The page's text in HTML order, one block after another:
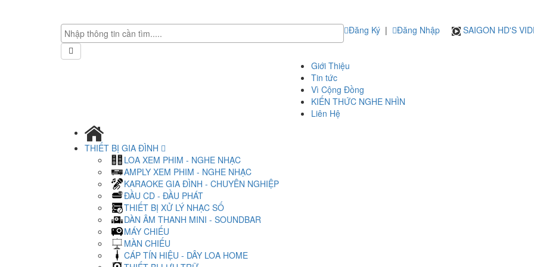
Đăng Ký | Đăng Nhập SAIGON HD'S
Giới Thiệu
Tin tức
Vì Cộng Đồng
KIẾN THỨC NGHE NHÌN
Liên Hệ
THIẾT BỊ GIA ĐÌNH
LOA XEM PHIM - NGHE NHẠC
AMPLY XEM PHIM - NGHE NHẠC
KARAOKE GIA ĐÌNH - CHUYÊN NGHIỆP
ĐẦU CD - ĐẦU PHÁT
THIẾT BỊ XỬ LÝ NHẠC SỐ
DÀN ÂM THANH MINI - SOUNDBAR
MÁY CHIẾU
MÀN CHIẾU
CÁP TÍN HIỆU - DÂY LOA HOME